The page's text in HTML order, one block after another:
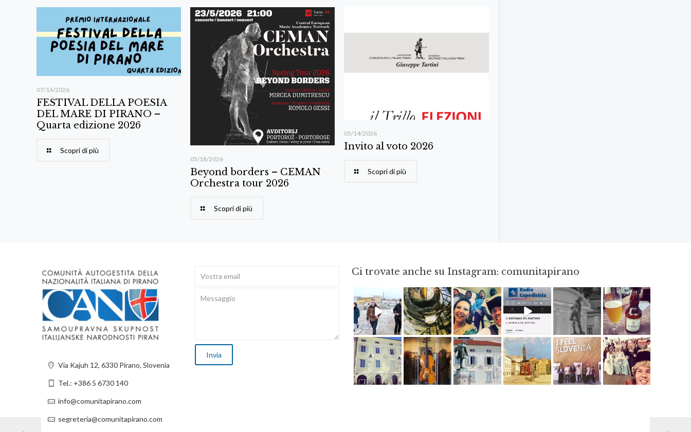
07/16/2026
FESTIVAL DELLA POESIA
DEL MARE DI PIRANO –
Quarta edizione 2026
Scopri di più
05/18/2026
Beyond borders – CEMAN
Orchestra tour 2026
Scopri di più
05/14/2026
Invito al voto 2026
Scopri di più
Via Kajuh 12, 6330 Pirano, Slovenia
Tel.: +386 5 6730 140
info@comunitapirano.com
segreteria@comunitapirano.com
Ci trovate anche su Instagram: comunitapirano
Feb 16 Ago 3 Mag 23 Dic 14 Apr 18 Giu 3
Apr 3 Apr 8 Apr 6 Giu 12 Mag 2 Mag 15